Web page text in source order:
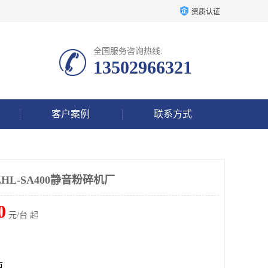
资质认证
全国服务咨询热线:
13502966321
客户案例 联系方式
SA400静音粉碎机厂
元/台 起